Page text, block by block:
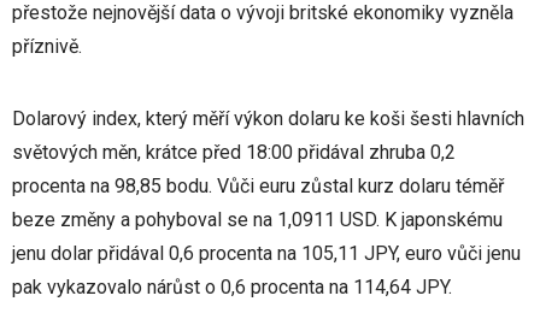
přestože nejnovější data o vývoji britské ekonomiky vyzněla
příznivě.
Dolarový index, který měří výkon dolaru ke koši šesti hlavních
světových měn, krátce před 18:00 přidával zhruba 0,2
procenta na 98,85 bodu. Vůči euru zůstal kurz dolaru téměř
beze změny a pohyboval se na 1,0911 USD. K japonskému
jenu dolar přidával 0,6 procenta na 105,11 JPY, euro vůči jenu
pak vykazovalo nárůst o 0,6 procenta na 114,64 JPY.